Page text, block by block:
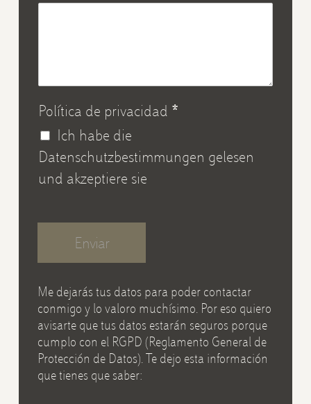
Política de privacidad *
Ich habe die
Datenschutzbestimmungen gelesen
und akzeptiere sie
Enviar
Me dejarás tus datos para poder contactar
conmigo y lo valoro muchísimo. Por eso quiero
avisarte que tus datos estarán seguros porque
cumplo con el RGPD (Reglamento General de
Protección de Datos). Te dejo esta información
que tienes que saber: